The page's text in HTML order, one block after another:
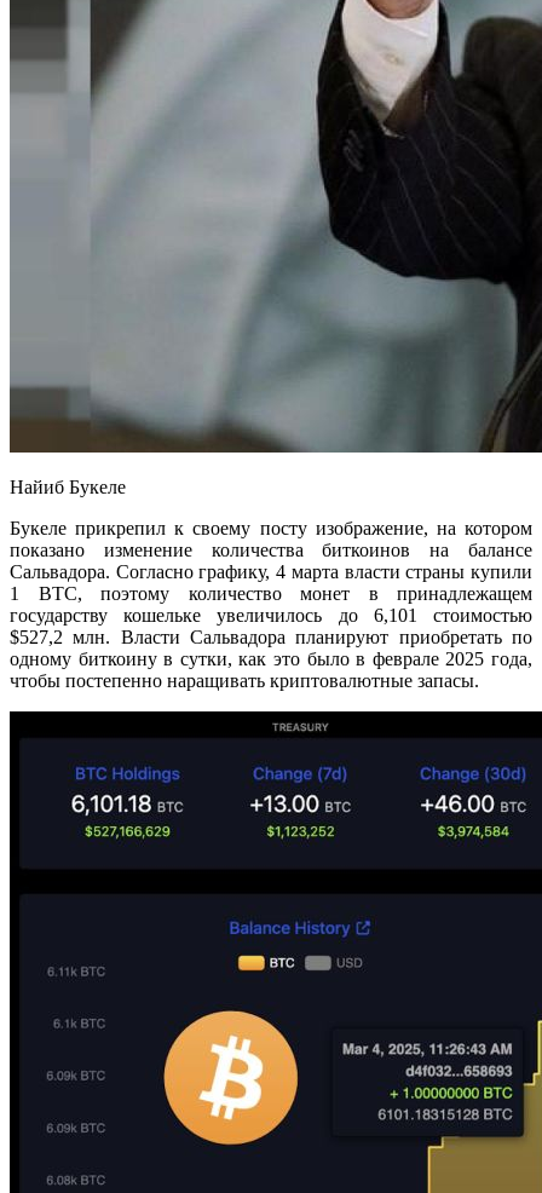
Найиб Букеле
Букеле прикрепил к своему посту изображение, на котором
показано изменение количества биткоинов на балансе
Сальвадора. Согласно графику, 4 марта власти страны купили
1 BTC, поэтому количество монет в принадлежащем
государству кошельке увеличилось до 6,101 стоимостью
$527,2 млн. Власти Сальвадора планируют приобретать по
одному биткоину в сутки, как это было в феврале 2025 года,
чтобы постепенно наращивать криптовалютные запасы.